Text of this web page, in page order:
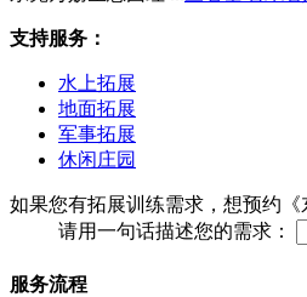
支持服务：
水上拓展
地面拓展
军事拓展
休闲庄园
如果您有拓展训练需求，想预约
请用一句话描述您的需求：
服务流程